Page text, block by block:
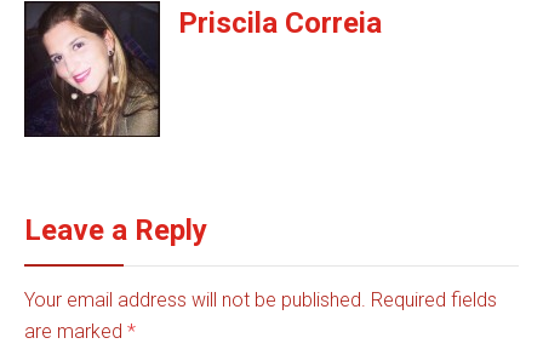
Priscila Correia
Leave a Reply
Your email address will not be published. Required fields
are marked *